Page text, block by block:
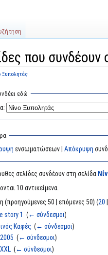
που συνδέουν
Ξυπολητάς
εδώ
ενσωματώσεων | Απόκρυψη
σελίδες συνδέουν στη σελίδα
10 αντικείμενα.
(προηγούμενες 50 | επόμενες 50) (20
story 1 ‎(← σύνδεσμοι)
Καφές ‎(← σύνδεσμοι)
‎(← σύνδεσμοι)
‎(← σύνδεσμοι)